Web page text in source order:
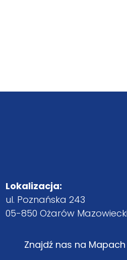
Lokalizacja:
ul. Poznańska 243
05-850 Ożarów Mazowiecki
Znajdź nas na